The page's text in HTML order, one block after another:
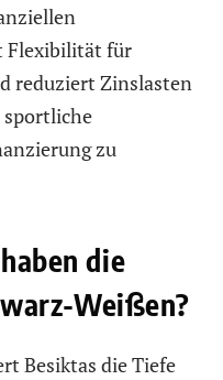
Flexibilität für
reduziert Zinslasten
sportliche
zu
die
Weißen?
Besiktas die Tiefe